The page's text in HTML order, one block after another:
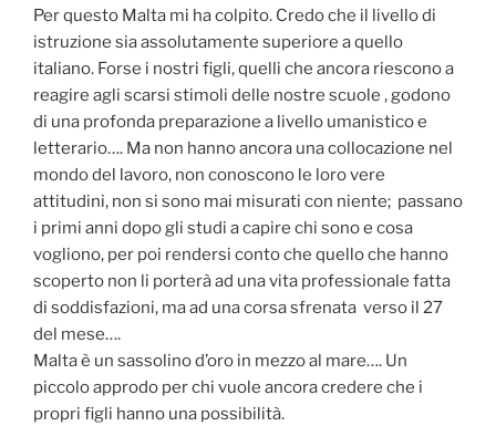
Per questo Malta mi ha colpito. Credo che il livello di
istruzione sia assolutamente superiore a quello
italiano. Forse i nostri figli, quelli che ancora riescono a
reagire agli scarsi stimoli delle nostre scuole , godono
di una profonda preparazione a livello umanistico e
letterario…. Ma non hanno ancora una collocazione nel
mondo del lavoro, non conoscono le loro vere
attitudini, non si sono mai misurati con niente; passano
i primi anni dopo gli studi a capire chi sono e cosa
vogliono, per poi rendersi conto che quello che hanno
scoperto non li porterà ad una vita professionale fatta
di soddisfazioni, ma ad una corsa sfrenata verso il 27
del mese….
Malta è un sassolino d’oro in mezzo al mare…. Un
piccolo approdo per chi vuole ancora credere che i
propri figli hanno una possibilità.